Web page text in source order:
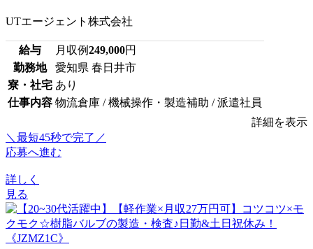
UTエージェント株式会社
給与 月収例249,000円
勤務地
愛知県 春日井市
寮・社宅 あり
仕事内容 物流倉庫 / 機械操作・製造補助 / 派遣社員
詳細を表示
＼最短45秒で完了／
応募へ進む
詳しく
見る